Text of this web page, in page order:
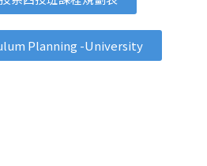
Planning -University